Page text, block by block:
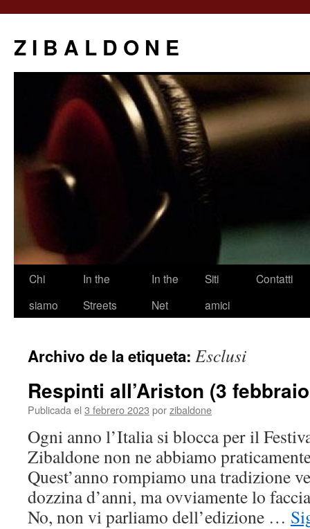
Z I B A L D O N E
Saltar
Chi
siamo
In the
Streets
In the
Net
Siti
amici
Contatti
Archivo de la etiqueta: Esclusi
Respinti all’Ariston (3
Publicada el 3 febrero 2023 porzibaldone
Ogni anno l’Italia si blocca per il
Zibaldone non ne abbiamo
Quest’anno rompiamo una tradizione
dozzina d’anni, ma ovviamente lo
No, non vi parliamo dell’edizione …